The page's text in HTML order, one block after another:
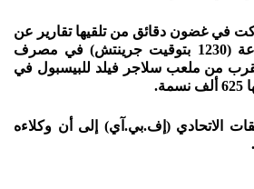
في غضون دقائق من تلقيها تقارير عن
مهاجم في حوالي الساعة (1230 بتوقيت جرينتش) في مصرف
من ملعب سلاجر فيلد للبيسبول في
الاتحادي (إف.بي.آي) إلى أن وكلاءه